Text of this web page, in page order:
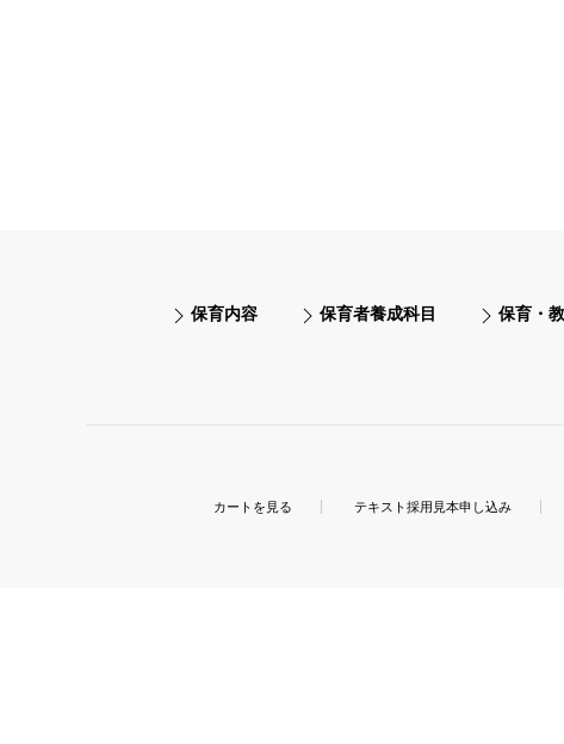
保育内容 保育者養成科目 保育・
カートを見る テキスト採用見本申し込み